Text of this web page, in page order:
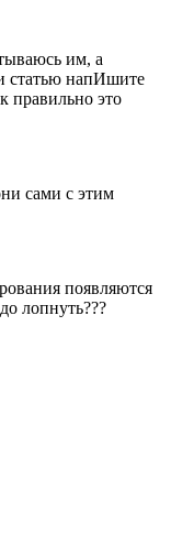
им, а
статью напИшите
правильно это
сами с этим
появляются
лопнуть???